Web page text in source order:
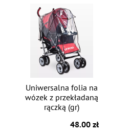
Uniwersalna folia na
wózek z przekładaną
rączką (gr)
48.00 zł